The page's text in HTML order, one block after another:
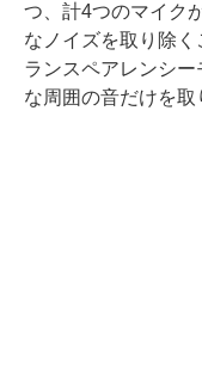
つ、計4つのマイク
なノイズを取り除
ランスペアレンシ
な周囲の音だけを取